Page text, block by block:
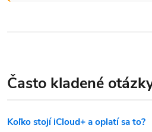
Často kladené
Koľko stojí iCloud+ a oplatí sa to?